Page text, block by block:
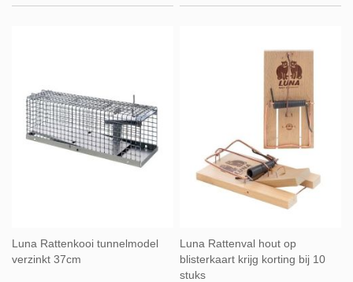
Luna Rattenkooi tunnelmodel
verzinkt 37cm
Luna Rattenval hout op
blisterkaart krijg korting bij 10
stuks